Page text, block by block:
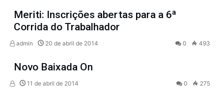
Meriti: Inscrições abertas para a 6ª
Corrida do Trabalhador
admin 20 de abril de 2014 0 493
Novo Baixada On
11 de abril de 2014 0 275